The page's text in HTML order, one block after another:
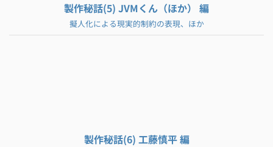
製作秘話(5) JVMくん（ほか） 編
擬人化による現実的制約の表現、ほか
製作秘話(6) 工藤慎平 編